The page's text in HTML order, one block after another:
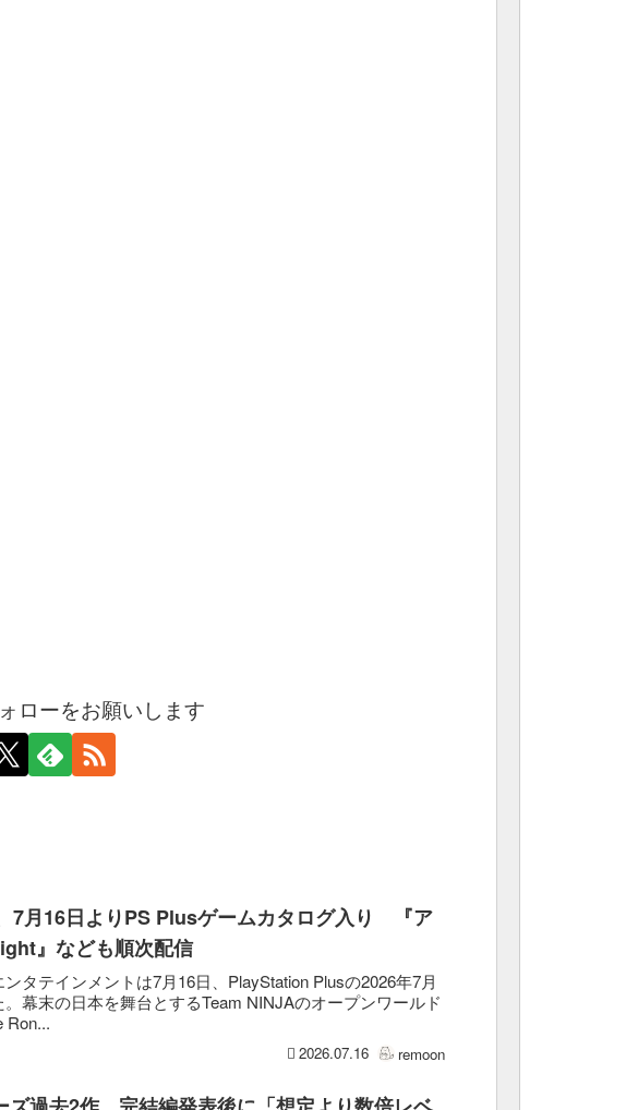
ローをお願いします
7月16日よりPS Plusゲームカタログ入り 『ア
』なども順次配信
タテインメントは7月16日、PlayStation Plusの2026年7月
幕末の日本を舞台とするTeam NINJAのオープンワールド
Ron...
2026.07.16 remoon